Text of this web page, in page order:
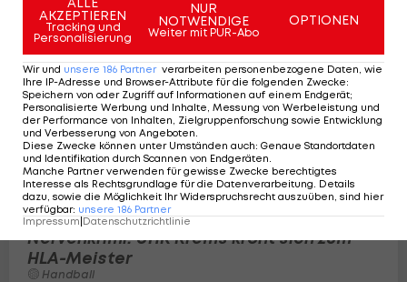
Nervenkrimi! UHK Krems krönt sich zum
HLA-Meister
Handball
AKZEPTIEREN
Tracking und
Personalisierung
NUR
NOTWENDIGE
Weiter mit PUR-Abo
OPTIONEN
Wir und unsere 186 Partner verarbeiten personenbezogene Daten, wie
Ihre IP-Adresse und Browser-Attribute für die folgenden Zwecke:
Speichern von oder Zugriff auf Informationen auf einem Endgerät;
Personalisierte Werbung und Inhalte, Messung von Werbeleistung und
der Performance von Inhalten, Zielgruppenforschung sowie Entwicklung
und Verbesserung von Angeboten
Diese Zwecke können unter Umständen auch: Genaue Standortdaten
und Identifikation durch Scannen von Endgeräten
Manche Partner verwenden für gewisse Zwecke berechtigtes
Interesse als Rechtsgrundlage für die Datenverarbeitung. Details
dazu, sowie die Möglichkeit Ihr Widerspruchsrecht auszuüben, sind hier
verfügbar: unsere 186 Partner
Impressum|Datenschutzrichtlinie